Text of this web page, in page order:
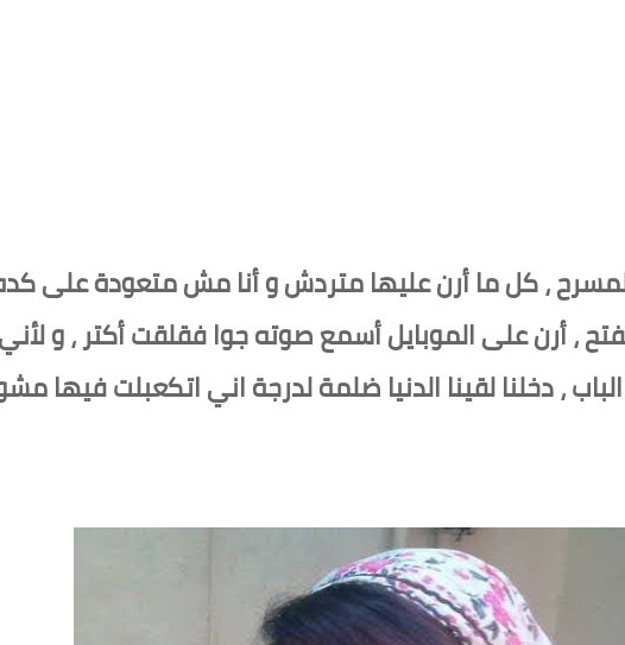
، كل ما أرن عليها متردش و أنا مش متعودة على
، أرن على الموبايل أسمع صوته جوا فقلقت أكتر ، و
الباب ، دخلنا لقينا الدنيا ضلمة لدرجة اني اتكعبلت فيها